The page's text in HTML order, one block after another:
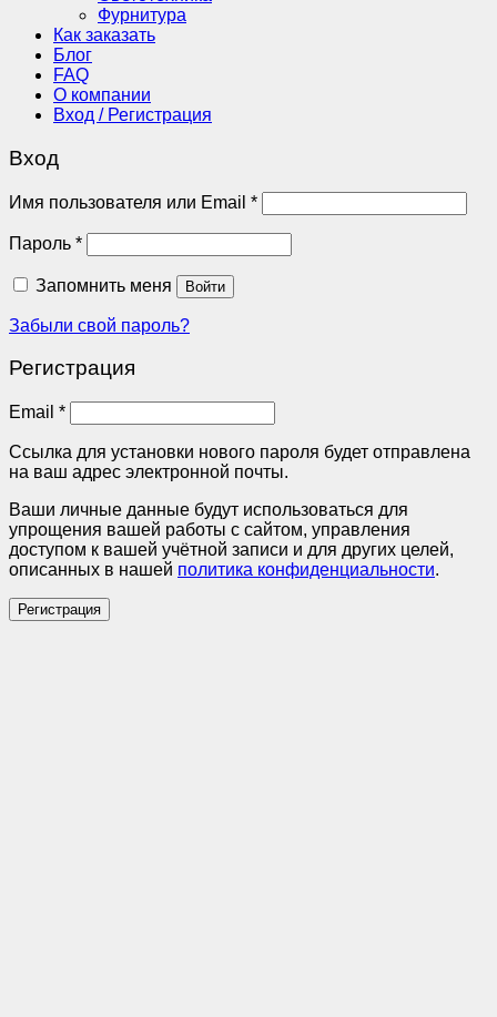
Фурнитура
Как заказать
Блог
FAQ
О компании
Вход / Регистрация
Вход
Имя пользователя или Email *Обязательно
Пароль *Обязательно
Запомнить меня Войти
Забыли свой пароль?
Регистрация
Email *Обязательно
Ссылка для установки нового пароля будет отправлена ​​
на ваш адрес электронной почты.
Ваши личные данные будут использоваться для
упрощения вашей работы с сайтом, управления
доступом к вашей учётной записи и для других целей,
описанных в нашей политика конфиденциальности.
Регистрация